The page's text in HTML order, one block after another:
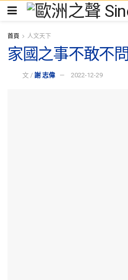
首頁 人文天下
家國之事不敢不問
文 / 謝 志偉 2022-12-29